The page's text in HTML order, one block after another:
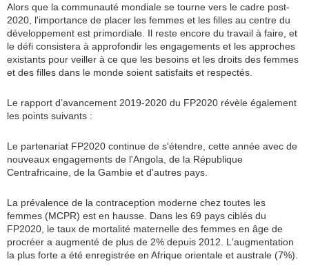
Alors que la communauté mondiale se tourne vers le cadre post-
2020, l'importance de placer les femmes et les filles au centre du
développement est primordiale. Il reste encore du travail à faire, et
le défi consistera à approfondir les engagements et les approches
existants pour veiller à ce que les besoins et les droits des femmes
et des filles dans le monde soient satisfaits et respectés.
Le rapport d’avancement 2019-2020 du FP2020 révèle également
les points suivants :
Le partenariat FP2020 continue de s'étendre, cette année avec de
nouveaux engagements de l'Angola, de la République
Centrafricaine, de la Gambie et d'autres pays.
La prévalence de la contraception moderne chez toutes les
femmes (MCPR) est en hausse. Dans les 69 pays ciblés du
FP2020, le taux de mortalité maternelle des femmes en âge de
procréer a augmenté de plus de 2% depuis 2012. L'augmentation
la plus forte a été enregistrée en Afrique orientale et australe (7%).